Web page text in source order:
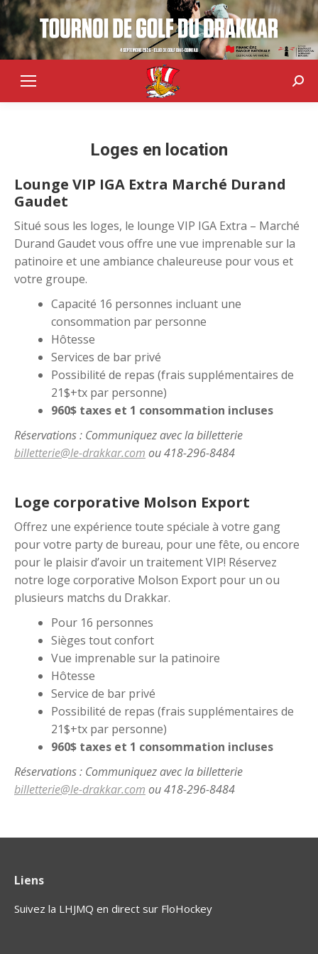
Loges en location
Lounge VIP IGA Extra Marché Durand
Gaudet
Situé sous les loges, le lounge VIP IGA Extra – Marché
Durand Gaudet vous offre une vue imprenable sur la
patinoire et une ambiance chaleureuse pour vous et
votre groupe.
Capacité 16 personnes incluant une
consommation par personne
Hôtesse
Services de bar privé
Possibilité de repas (frais supplémentaires de
21$+tx par personne)
960$ taxes et 1 consommation incluses
Réservations : Communiquez avec la billetterie
billetterie@le-drakkar.com ou 418-296-8484
Loge corporative Molson Export
Offrez une expérience toute spéciale à votre gang
pour votre party de bureau, pour une fête, ou encore
pour le plaisir d’avoir un traitement VIP! Réservez
notre loge corporative Molson Export pour un ou
plusieurs matchs du Drakkar.
Pour 16 personnes
Sièges tout confort
Vue imprenable sur la patinoire
Hôtesse
Service de bar privé
Possibilité de repas (frais supplémentaires de
21$+tx par personne)
960$ taxes et 1 consommation incluses
Réservations : Communiquez avec la billetterie
billetterie@le-drakkar.com ou 418-296-8484
Liens
Suivez la LHJMQ en direct sur FloHockey